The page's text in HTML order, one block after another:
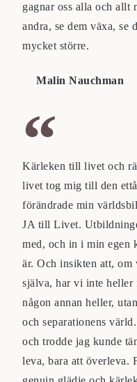
gagnar oss alla och allt
andra, se dem växa, se
mycket större.
Malin Nauchman
Kärleken till livet och
livet tog mig till den
förändrade min
JA till Livet.
med, och in i min egen
är. Och insikten att, om
själva, har vi inte heller
någon annan heller,
och separationens
och trodde jag kunde
leva, bara att överleva.